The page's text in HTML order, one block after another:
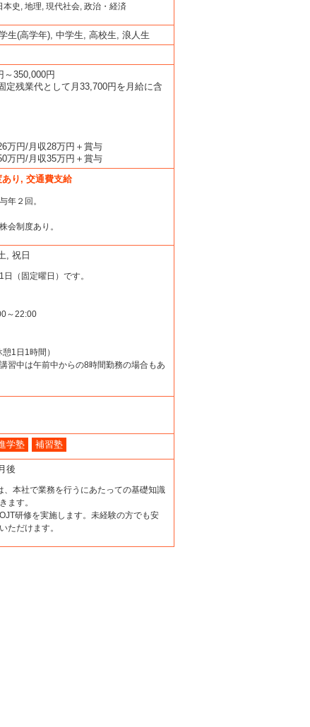
本史, 地理, 現代社会, 政治・経済
生(高学年), 中学生, 高校生, 浪人生
～350,000円
定残業代として月33,700円を月給に含
万円/月収28万円＋賞与
万円/月収35万円＋賞与
り, 交通費支給
年２回。
会制度あり。
, 祝日
（固定曜日）です。
～22:00
1日1時間）
習中は午前中からの8時間勤務の場合もあ
学塾 補習塾
後
、本社で業務を行うにあたっての基礎知識
ます。
研修を実施します。未経験の方でも安
ただけます。